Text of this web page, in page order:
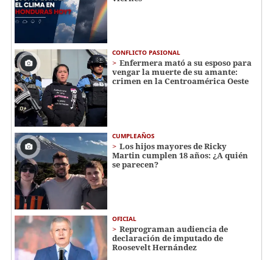
CONFLICTO PASIONAL
Enfermera mató a su esposo para
vengar la muerte de su amante:
crimen en la Centroamérica Oeste
CUMPLEAÑOS
Los hijos mayores de Ricky
Martin cumplen 18 años: ¿A quién
se parecen?
OFICIAL
Reprograman audiencia de
declaración de imputado de
Roosevelt Hernández